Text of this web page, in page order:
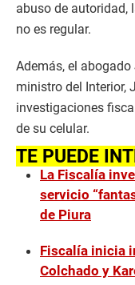
abuso de autoridad,
no es regular.
Además, el
ministro del Interior,
investigaciones
de su celular.
TE PUEDE
La Fiscalía
servicio
de Piura
Fiscalía inicia
Colchado y